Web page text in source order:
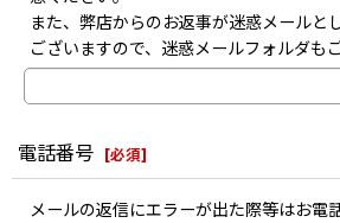
また、弊店からのお返事が迷惑メールと
ございますので、迷惑メールフォルダも
電話番号 [必須]
メールの返信にエラーが出た際等はお電